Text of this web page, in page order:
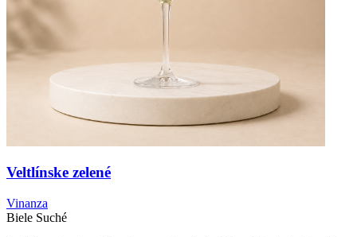
Veltlínske zelené
Vinanza
Biele Suché